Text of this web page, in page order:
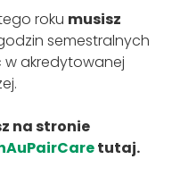
roku musisz
semestralnych
akredytowanej
na stronie
tutaj.